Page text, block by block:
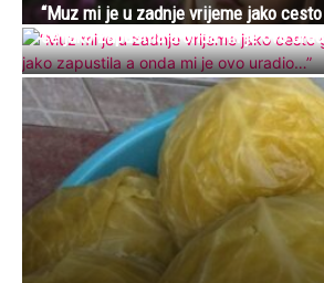
“Muz mi je u zadnje vrijeme jako
se jako zapustila a onda mi je ovo